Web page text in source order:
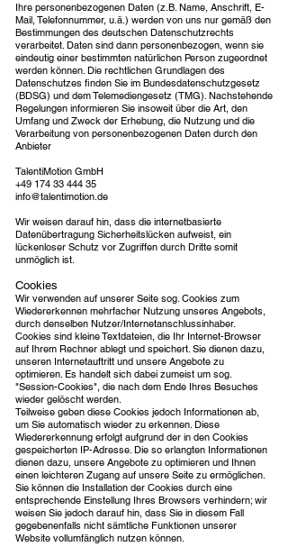
Ihre personenbezogenen Daten (z.B. Name, Anschrift, E-
Mail, Telefonnummer, u.ä.) werden von uns nur gemäß den
Bestimmungen des deutschen Datenschutzrechts
verarbeitet. Daten sind dann personenbezogen, wenn sie
eindeutig einer bestimmten natürlichen Person zugeordnet
werden können. Die rechtlichen Grundlagen des
Datenschutzes finden Sie im Bundesdatenschutzgesetz
(BDSG) und dem Telemediengesetz (TMG). Nachstehende
Regelungen informieren Sie insoweit über die Art, den
Umfang und Zweck der Erhebung, die Nutzung und die
Verarbeitung von personenbezogenen Daten durch den
Anbieter
TalentiMotion GmbH
+49 174 33 444 35
info@talentimotion.de
Wir weisen darauf hin, dass die internetbasierte
Datenübertragung Sicherheitslücken aufweist, ein
lückenloser Schutz vor Zugriffen durch Dritte somit
unmöglich ist.
Cookies
Wir verwenden auf unserer Seite sog. Cookies zum
Wiedererkennen mehrfacher Nutzung unseres Angebots,
durch denselben Nutzer/Internetanschlussinhaber.
Cookies sind kleine Textdateien, die Ihr Internet-Browser
auf Ihrem Rechner ablegt und speichert. Sie dienen dazu,
unseren Internetauftritt und unsere Angebote zu
optimieren. Es handelt sich dabei zumeist um sog.
"Session-Cookies", die nach dem Ende Ihres Besuches
wieder gelöscht werden.
Teilweise geben diese Cookies jedoch Informationen ab,
um Sie automatisch wieder zu erkennen. Diese
Wiedererkennung erfolgt aufgrund der in den Cookies
gespeicherten IP-Adresse. Die so erlangten Informationen
dienen dazu, unsere Angebote zu optimieren und Ihnen
einen leichteren Zugang auf unsere Seite zu ermöglichen.
Sie können die Installation der Cookies durch eine
entsprechende Einstellung Ihres Browsers verhindern; wir
weisen Sie jedoch darauf hin, dass Sie in diesem Fall
gegebenenfalls nicht sämtliche Funktionen unserer
Website vollumfänglich nutzen können.